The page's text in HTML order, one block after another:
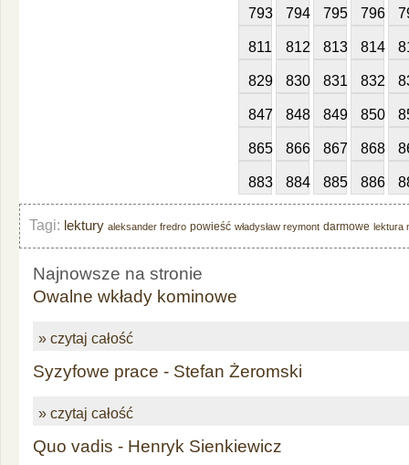
793 794 795 796
811 812 813 814
829 830 831 832
847 848 849 850
865 866 867 868
883 884 885 886
Tagi: lektury aleksander fredro powieść władysław reymont darmowe lektura
Najnowsze na stronie
Owalne wkłady kominowe
» czytaj całość
Syzyfowe prace - Stefan Żeromski
» czytaj całość
Quo vadis - Henryk Sienkiewicz